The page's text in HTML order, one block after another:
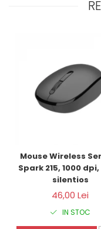
Mouse Wireless
Spark 215, 1000
silentios
46,00 Lei
IN STOC